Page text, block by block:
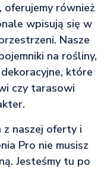
również
wpisują się w
Nasze
na rośliny,
które
czy tarasowi
z naszej oferty i
Pro nie musisz
Jesteśmy tu po